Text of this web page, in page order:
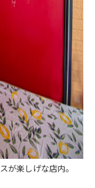
が楽しげな店内。